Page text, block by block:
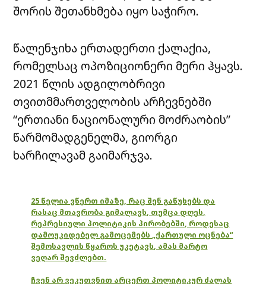
შორის შეთანხმება იყო საჭირო.
წალენჯიხა ერთადერთი ქალაქია,
რომელსაც ოპოზიციონერი მერი ჰყავს.
2021 წლის ადგილობრივი
თვითმმართველობის არჩევნებში
“ერთიანი ნაციონალური მოძრაობის”
წარმომადგენელმა, გიორგი
ხარჩილავამ გაიმარჯვა.
25 წელია ვწერთ იმაზე, რაც შენ გაწუხებს და
რასაც მთავრობა გიმალავს, თუმცა დღეს,
რეპრესიული პოლიტიკის პირობებში, როდესაც
დამოუკიდებელ გამოცემებს „ქართული ოცნება“
შემოსავლის წყაროს უკეტავს, ამას მარტო
ვეღარ შევძლებთ.
ჩვენ არ ვეკუთვნით არცერთ პოლიტიკურ ძალას